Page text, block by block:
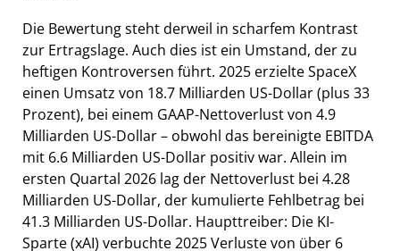
Die Bewertung steht derweil in scharfem Kontrast
zur Ertragslage. Auch dies ist ein Umstand, der zu
heftigen Kontroversen führt. 2025 erzielte SpaceX
einen Umsatz von 18.7 Milliarden US-Dollar (plus 33
Prozent), bei einem GAAP-Nettoverlust von 4.9
Milliarden US-Dollar – obwohl das bereinigte EBITDA
mit 6.6 Milliarden US-Dollar positiv war. Allein im
ersten Quartal 2026 lag der Nettoverlust bei 4.28
Milliarden US-Dollar, der kumulierte Fehlbetrag bei
41.3 Milliarden US-Dollar. Haupttreiber: Die KI-
Sparte (xAI) verbuchte 2025 Verluste von über 6